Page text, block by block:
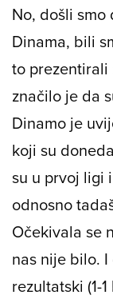
No, došli
Dinama, bili
to
značilo je da
Dinamo je
koji su
su u prvoj ligi
odnosno
Očekivala se
nas nije bilo.
rezultatski (1-